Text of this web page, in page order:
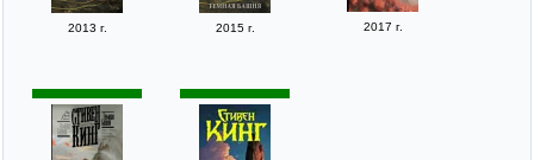
2013 г. 2015 г. 2017 г.